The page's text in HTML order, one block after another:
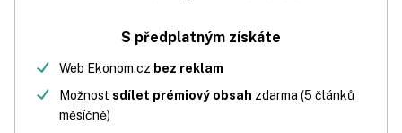
S předplatným získáte
Web Ekonom.cz bez reklam
Možnost sdílet prémiový obsah zdarma (5 článků
měsíčně)